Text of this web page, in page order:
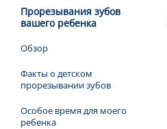
Прорезывания зубов
вашего ребенка
Обзор
Факты о детском
прорезывании зубов
Особое время для моего
ребенка